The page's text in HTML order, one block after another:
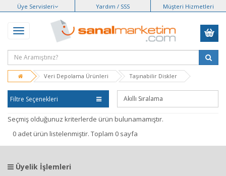
Üye Servisleri Yardım / SSS Müşteri Hizmetleri
Veri Depolama Ürünleri Taşınabilir Diskler
Filtre Seçenekleri
Seçmiş olduğunuz kriterlerde ürün bulunamamıştır.
0 adet ürün listelenmiştir. Toplam 0 sayfa
Üyelik İşlemleri